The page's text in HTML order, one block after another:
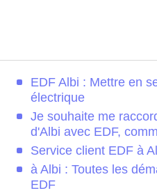
EDF Albi : Mettre en
électrique
Je souhaite me
d'Albi avec EDF,
Service client EDF à
à Albi : Toutes les
EDF